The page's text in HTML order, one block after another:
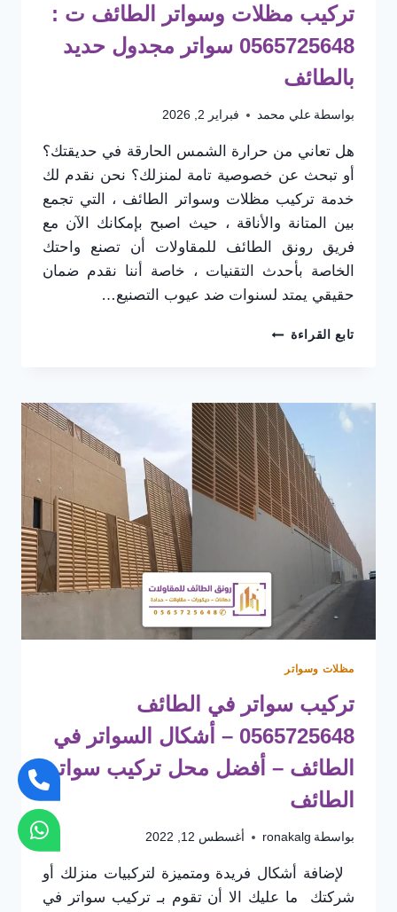
تركيب مظلات وسواتر الطائف ت :
0565725648 سواتر مجدول حديد
بالطائف
بواسطة علي محمد فبراير 2, 2026
هل تعاني من حرارة الشمس الحارقة في حديقتك؟
أو تبحث عن خصوصية تامة لمنزلك؟ نحن نقدم لك
خدمة تركيب مظلات وسواتر الطائف ، التي تجمع
بين المتانة والأناقة ، حيث اصبح بإمكانك الآن مع
فريق رونق الطائف للمقاولات أن تصنع واحتك
الخاصة بأحدث التقنيات ، خاصة أننا نقدم ضمان
حقيقي يمتد لسنوات ضد عيوب التصنيع…
تابع القراءة تركيب
ت
:
0565725648
سواتر
مجدول
حديد
بالطائف
مظلات وسواتر
تركيب سواتر في الطائف
0565725648 – أشكال السواتر في
الطائف – أفضل محل تركيب سواتر
الطائف
بواسطة ronakalg أغسطس 12, 2022
لإضافة أشكال فريدة ومتميزة لتركبيات منزلك أو
شركتك ما عليك الا أن تقوم بـ تركيب سواتر في